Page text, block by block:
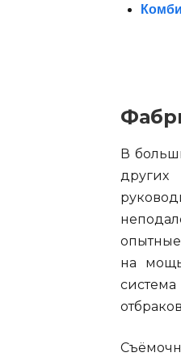
В
на мощь